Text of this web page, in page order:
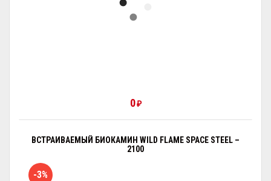
0₽
ВСТРАИВАЕМЫЙ БИОКАМИН WILD FLAME SPACE STEEL –
2100
-3%